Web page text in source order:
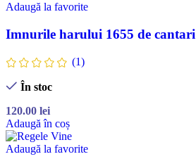
Adaugă la favorite
Imnurile harului 1655 de cantari
(1)
În stoc
120.00 lei
Adaugă în coș
Adaugă la favorite